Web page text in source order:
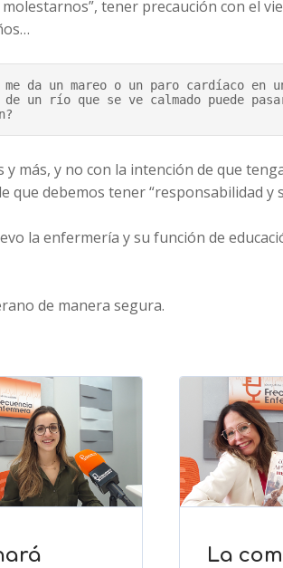
tener precaución con el
da un mareo o un paro cardíaco en
un río que se ve calmado puede
más, y no con la intención de que
que debemos tener “responsabilidad y
la enfermería y su función de
de manera segura.
La